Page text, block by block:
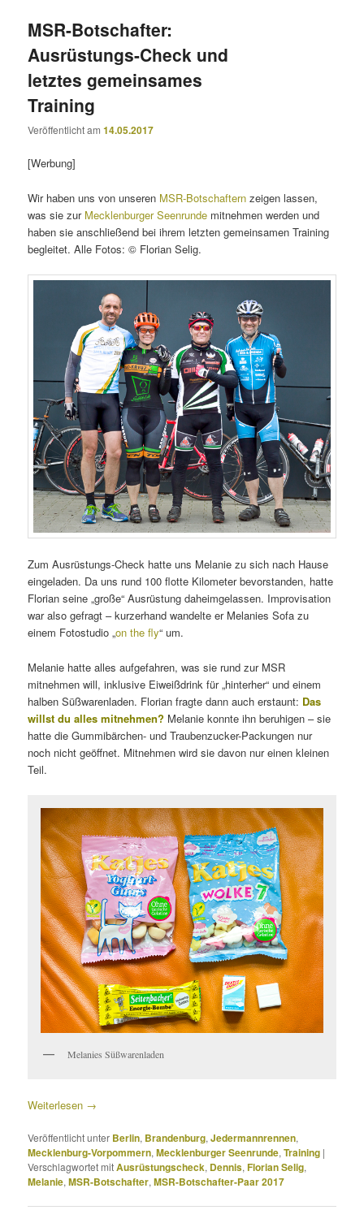
MSR-Botschafter:
Ausrüstungs-Check und
letztes gemeinsames
Training
Veröffentlicht am14.05.2017
[Werbung]
Wir haben uns von unseren MSR-Botschaftern zeigen lassen,
was sie zur Mecklenburger Seenrunde mitnehmen werden und
haben sie anschließend bei ihrem letzten gemeinsamen Training
begleitet. Alle Fotos: © Florian Selig.
Zum Ausrüstungs-Check hatte uns Melanie zu sich nach Hause
eingeladen. Da uns rund 100 flotte Kilometer bevorstanden, hatte
Florian seine „große“ Ausrüstung daheimgelassen. Improvisation
war also gefragt – kurzerhand wandelte er Melanies Sofa zu
einem Fotostudio „on the fly“ um.
Melanie hatte alles aufgefahren, was sie rund zur MSR
mitnehmen will, inklusive Eiweißdrink für „hinterher“ und einem
halben Süßwarenladen. Florian fragte dann auch erstaunt: Das
willst du alles mitnehmen? Melanie konnte ihn beruhigen – sie
hatte die Gummibärchen- und Traubenzucker-Packungen nur
noch nicht geöffnet. Mitnehmen wird sie davon nur einen kleinen
Teil.
Melanies Süßwarenladen
Weiterlesen →
Veröffentlicht unter Berlin, Brandenburg,Jedermannrennen,
Mecklenburg-Vorpommern,Mecklenburger Seenrunde,Training |
Verschlagwortet mitAusrüstungscheck, Dennis,Florian Selig,
Melanie,MSR-Botschafter,MSR-Botschafter-Paar 2017